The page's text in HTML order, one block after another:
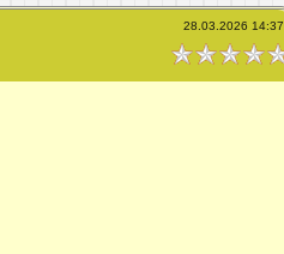
28.03.2026 14:37